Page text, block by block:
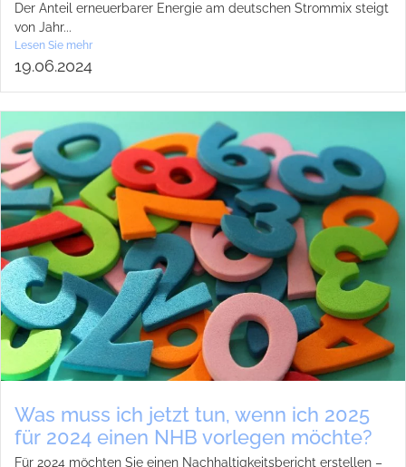
Der Anteil erneu­er­ba­rer Ener­gie am deut­schen Strom­mix steigt
von Jahr...
Lesen Sie mehr
19.06.2024
Was muss ich jetzt tun, wenn ich 2025
für 2024 einen NHB vor­le­gen möchte?
Für 2024 möch­ten Sie einen Nach­hal­tig­keits­be­richt erstel­len –